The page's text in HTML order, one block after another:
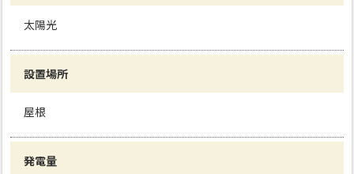
太陽光
設置場所
屋根
発電量